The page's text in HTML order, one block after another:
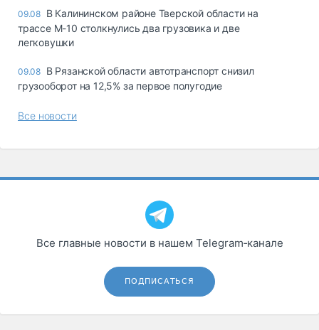
09.08 В Калининском районе Тверской области на
трассе М-10 столкнулись два грузовика и две
легковушки
09.08 В Рязанской области автотранспорт снизил
грузооборот на 12,5% за первое полугодие
Все новости
Все главные новости в нашем Telegram‑канале
ПОДПИСАТЬСЯ